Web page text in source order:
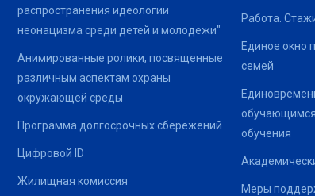
распространения идеологии
неонацизма среди детей и молодежи"
Анимированные ролики, посвященные
различным аспектам охраны
окружающей среды
Программа долгосрочных сбережений
Цифровой ID
Жилищная комиссия
Работа.
Единое окно
семей
обучения
Меры